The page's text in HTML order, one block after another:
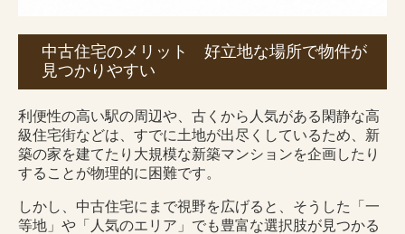
中古住宅のメリット 好立地な場所で物件が
見つかりやすい
利便性の高い駅の周辺や、古くから人気がある閑静な高
級住宅街などは、すでに土地が出尽くしているため、新
築の家を建てたり大規模な新築マンションを企画したり
することが物理的に困難です。
しかし、中古住宅にまで視野を広げると、そうした「一
等地」や「人気のエリア」でも豊富な選択肢が見つかる